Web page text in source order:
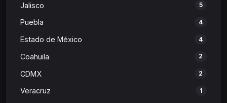
Jalisco 5
Puebla 4
Estado de México 4
Coahuila 2
CDMX 2
Veracruz 1